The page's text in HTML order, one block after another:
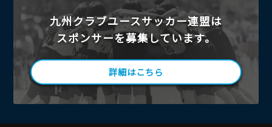
九州クラブユースサッカー連盟は
スポンサーを募集しています。
詳細はこちら